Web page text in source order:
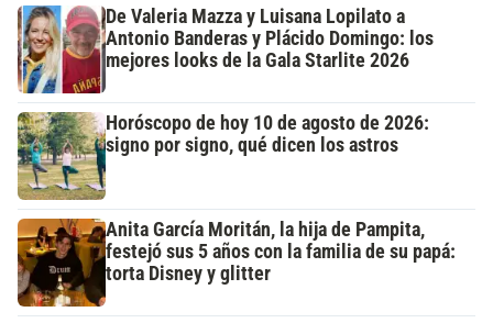
De Valeria Mazza y Luisana Lopilato a
Antonio Banderas y Plácido Domingo: los
mejores looks de la Gala Starlite 2026
Horóscopo de hoy 10 de agosto de 2026:
signo por signo, qué dicen los astros
Anita García Moritán, la hija de Pampita,
festejó sus 5 años con la familia de su papá:
torta Disney y glitter